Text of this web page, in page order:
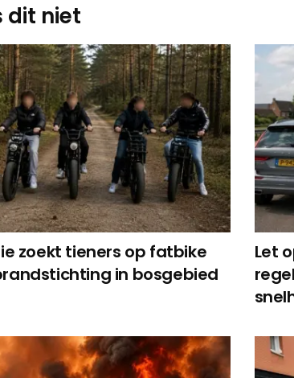
dit niet
zoekt tieners op fatbike
in bosgebied
Let